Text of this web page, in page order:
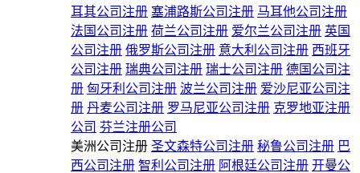
耳其公司注册 塞浦路斯公司注册 马耳他公司注册
法国公司注册 荷兰公司注册 爱尔兰公司注册 英国
公司注册 俄罗斯公司注册 意大利公司注册 西班牙
公司注册 瑞典公司注册 瑞士公司注册 德国公司注
册 匈牙利公司注册 波兰公司注册 爱沙尼亚公司注
册 丹麦公司注册 罗马尼亚公司注册 克罗地亚注册
公司 芬兰注册公司
美洲公司注册 圣文森特公司注册 秘鲁公司注册 巴
西公司注册 智利公司注册 阿根廷公司注册 开曼公